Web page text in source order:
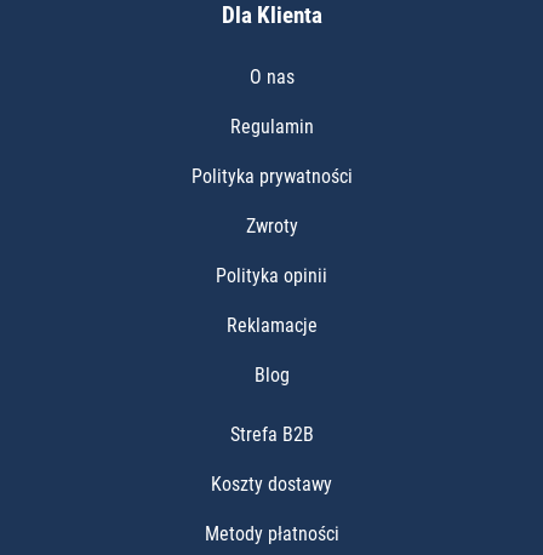
Dla Klienta
O nas
Regulamin
Polityka prywatności
Zwroty
Polityka opinii
Reklamacje
Blog
Strefa B2B
Koszty dostawy
Metody płatności